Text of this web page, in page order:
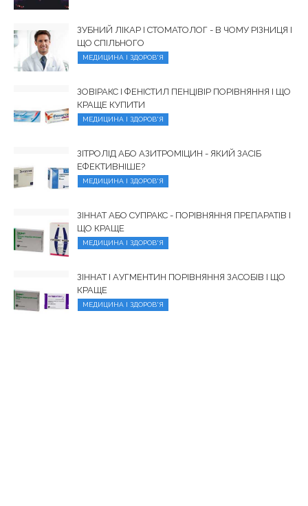
ЗУБНИЙ ЛІКАР І СТОМАТОЛОГ - В ЧОМУ РІЗНИЦЯ І
ЩО СПІЛЬНОГО
МЕДИЦИНА І ЗДОРОВ'Я
ЗОВІРАКС І ФЕНІСТИЛ ПЕНЦІВІР ПОРІВНЯННЯ І ЩО
КРАЩЕ КУПИТИ
МЕДИЦИНА І ЗДОРОВ'Я
ЗІТРОЛІД АБО АЗИТРОМІЦИН - ЯКИЙ ЗАСІБ
ЕФЕКТИВНІШЕ?
МЕДИЦИНА І ЗДОРОВ'Я
ЗІННАТ АБО СУПРАКС - ПОРІВНЯННЯ ПРЕПАРАТІВ І
ЩО КРАЩЕ
МЕДИЦИНА І ЗДОРОВ'Я
ЗІННАТ І АУГМЕНТИН ПОРІВНЯННЯ ЗАСОБІВ І ЩО
КРАЩЕ
МЕДИЦИНА І ЗДОРОВ'Я